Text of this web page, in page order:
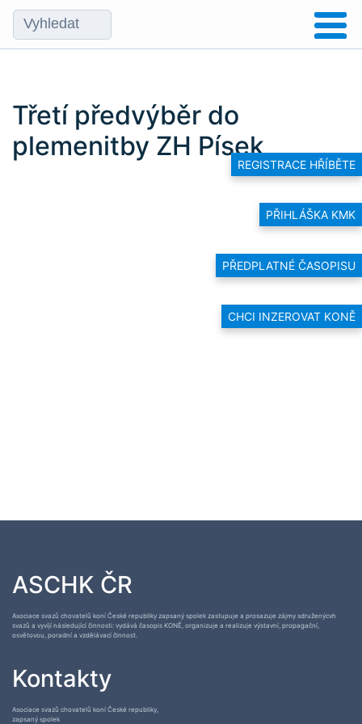
REGISTRACE HŘÍBĚTE
PŘIHLÁŠKA KMK
PŘEDPLATNÉ ČASOPISU
CHCI INZEROVAT KONĚ
Třetí předvýběr do
plemenitby ZH Písek
ASCHK ČR
Asociace svazů chovatelů koní České republiky zapsaný spolek zastupuje a prosazuje zájmy sdruženýcvh
svazů a vyvíjí následující činnosti: vydává časopis KONĚ, organizuje a realizuje výstavní, propagační,
osvětovou, poradní a vzdělávací činnost.
Kontakty
Asociace svazů chovatelů koní České republiky,
zapsaný spolek